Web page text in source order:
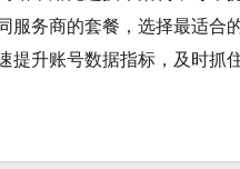
务商的套餐，选择最适
升账号数据指标，及时